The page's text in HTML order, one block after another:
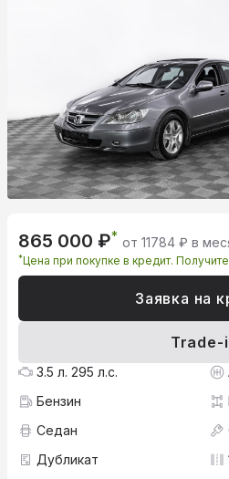
865 000 ₽* от 11784 ₽ в
*Цена при покупке в кредит.
Заявка на
Trade-
3.5 л. 295 л.с.
Бензин
Седан
Дубликат